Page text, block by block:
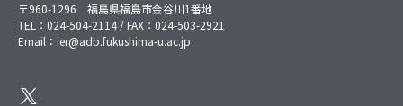
〒960-1296 福島県福島市金谷川1番地
TEL： 024-504-2114 / FAX：024-503-2921
Email：ier@adb.fukushima-u.ac.jp